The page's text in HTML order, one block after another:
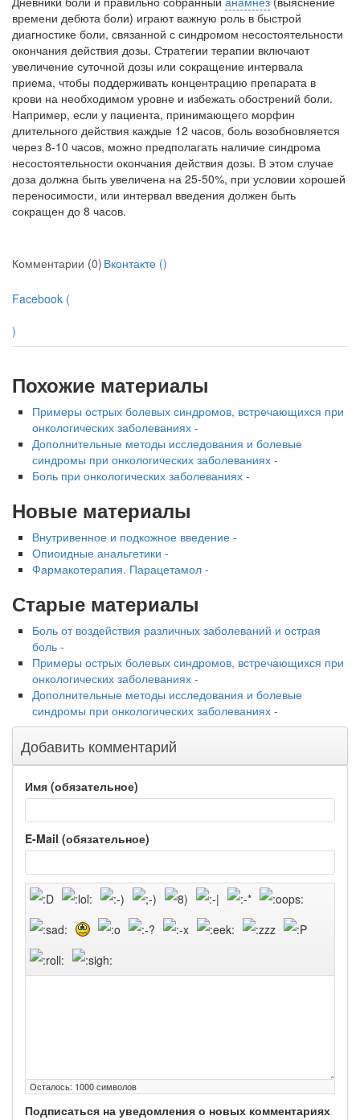
времени дебюта боли) играют важную роль в быстрой
диагностике боли, связанной с синдро­мом несостоятельности
окончания дей­ствия дозы. Стратегии терапии вклю­чают
увеличение суточной дозы или сокращение интервала
приема, чтобы поддерживать концентрацию препарата в
крови на необходимом уровне и избе­жать обострений боли.
Например, если у пациента, принимающего морфин
длительного действия каждые 12 часов, боль возобновляется
через 8-10 часов, можно предполагать наличие синдрома
несостоятельности окончания действия дозы. В этом случае
доза должна быть увеличена на 25-50%, при условии хорошей
переносимости, или интервал введения должен быть
сокращен до 8 часов.
Комментарии (0) Вконтакте ()
Facebook (
)
Похожие материалы
Примеры острых болевых синдромов, встречающихся при
онкологических заболеваниях -
Дополнительные методы исследования и болевые
синдромы при онкологических заболеваниях -
Боль при онкологических заболеваниях -
Новые материалы
Внутривенное и подкожное введение -
Опиоидные анальгетики -
Фармакотерапия. Парацетамол -
Старые материалы
Боль от воздействия различных заболеваний и острая
боль -
Примеры острых болевых синдромов, встречающихся при
онкологических заболеваниях -
Дополнительные методы исследования и болевые
синдромы при онкологических заболеваниях -
Добавить комментарий
Имя (обязательное)
E-Mail (обязательное)
Осталось: 1000символов
Подписаться на уведомления о новых комментариях